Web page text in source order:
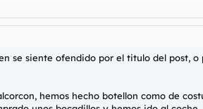
se siente ofendido por el titulo del post,
hemos hecho botellon como de